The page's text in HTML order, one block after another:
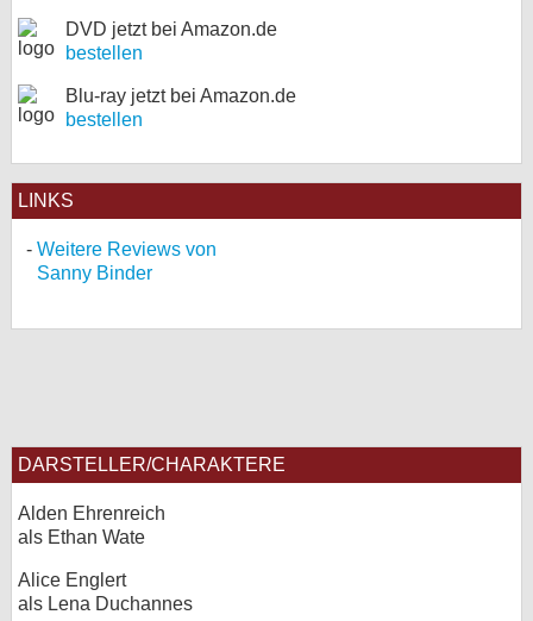
DVD jetzt bei Amazon.de
bestellen
Blu-ray jetzt bei Amazon.de
bestellen
LINKS
Weitere Reviews von
Sanny Binder
DARSTELLER/CHARAKTERE
Alden Ehrenreich
als Ethan Wate
Alice Englert
als Lena Duchannes